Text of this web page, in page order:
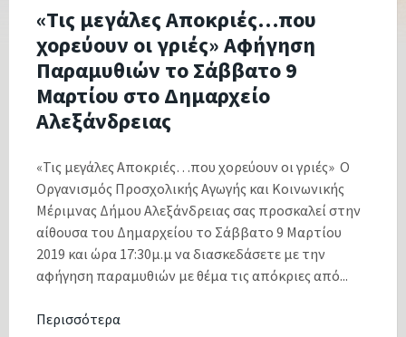
«Τις μεγάλες Αποκριές…που
χορεύουν οι γριές» Αφήγηση
Παραμυθιών το Σάββατο 9
Μαρτίου στο Δημαρχείο
Αλεξάνδρειας
«Τις μεγάλες Αποκριές…που χορεύουν οι γριές» Ο
Οργανισμός Προσχολικής Αγωγής και Κοινωνικής
Μέριμνας Δήμου Αλεξάνδρειας σας προσκαλεί στην
αίθουσα του Δημαρχείου το Σάββατο 9 Μαρτίου
2019 και ώρα 17:30μ.μ να διασκεδάσετε με την
αφήγηση παραμυθιών με θέμα τις απόκριες από...
Περισσότερα